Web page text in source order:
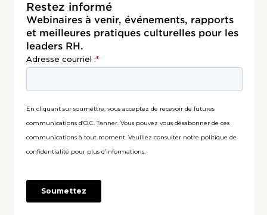
Restez informé
Webinaires à venir, événements, rapports
et meilleures pratiques culturelles pour les
leaders RH.